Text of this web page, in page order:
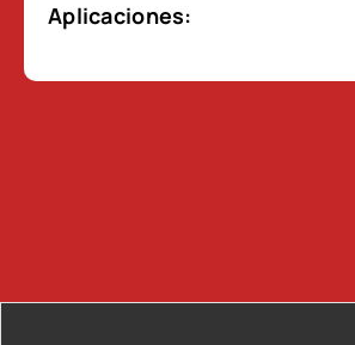
Aplicaciones: